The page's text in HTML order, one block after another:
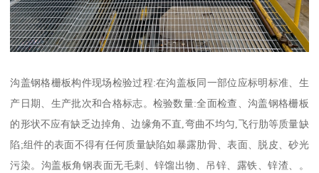
沟盖钢格栅板构件现场检验过程:在沟盖板同一部位应标明标准、生
产日期、生产批次和合格标志。检验数量:全面检查、沟盖钢格栅板
的形状不应有缺乏边掉角、边缘角不直,弯曲不均匀,飞行肋等质量缺
陷;组件的表面不得有任何质量缺陷如暴露肋骨、表面、脱皮、砂光
污染。沟盖板角钢表面无毛刺、锌馏出物、吊锌、露铁、锌渣、。